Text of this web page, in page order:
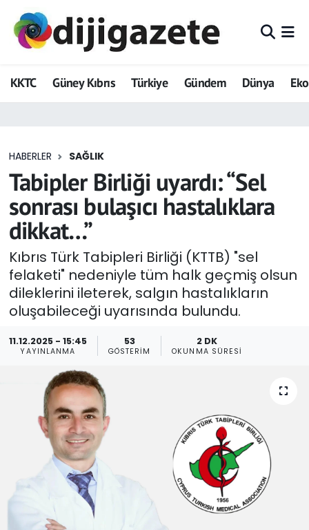
KKTC Güney Kıbrıs Türkiye Gündem Dünya
HABERLER SAĞLIK
Tabipler Birliği uyardı: “Sel
sonrası bulaşıcı hastalıklara
dikkat…”
Kıbrıs Türk Tabipleri Birliği (KTTB) "sel
felaketi" nedeniyle tüm halk geçmiş olsun
dileklerini ileterek, salgın hastalıkların
oluşabileceği uyarısında bulundu.
11.12.2025 - 15:45
YAYINLANMA
53
GÖSTERIM
2 DK
OKUNMA SÜRESI
ADVERTORIAL
Dijigazete
Eğitim
Ekonomi
Foto Galeri
GEZİ
Güncel
Gündem
KKTC
KKTC YEREL SEÇİM 2018
Kültür Sanat
Magazin
Moda
Hava Durumu
Trafik Durumu
Tüm Manşetler
Son Dakika Haberleri
Haber Arşivi